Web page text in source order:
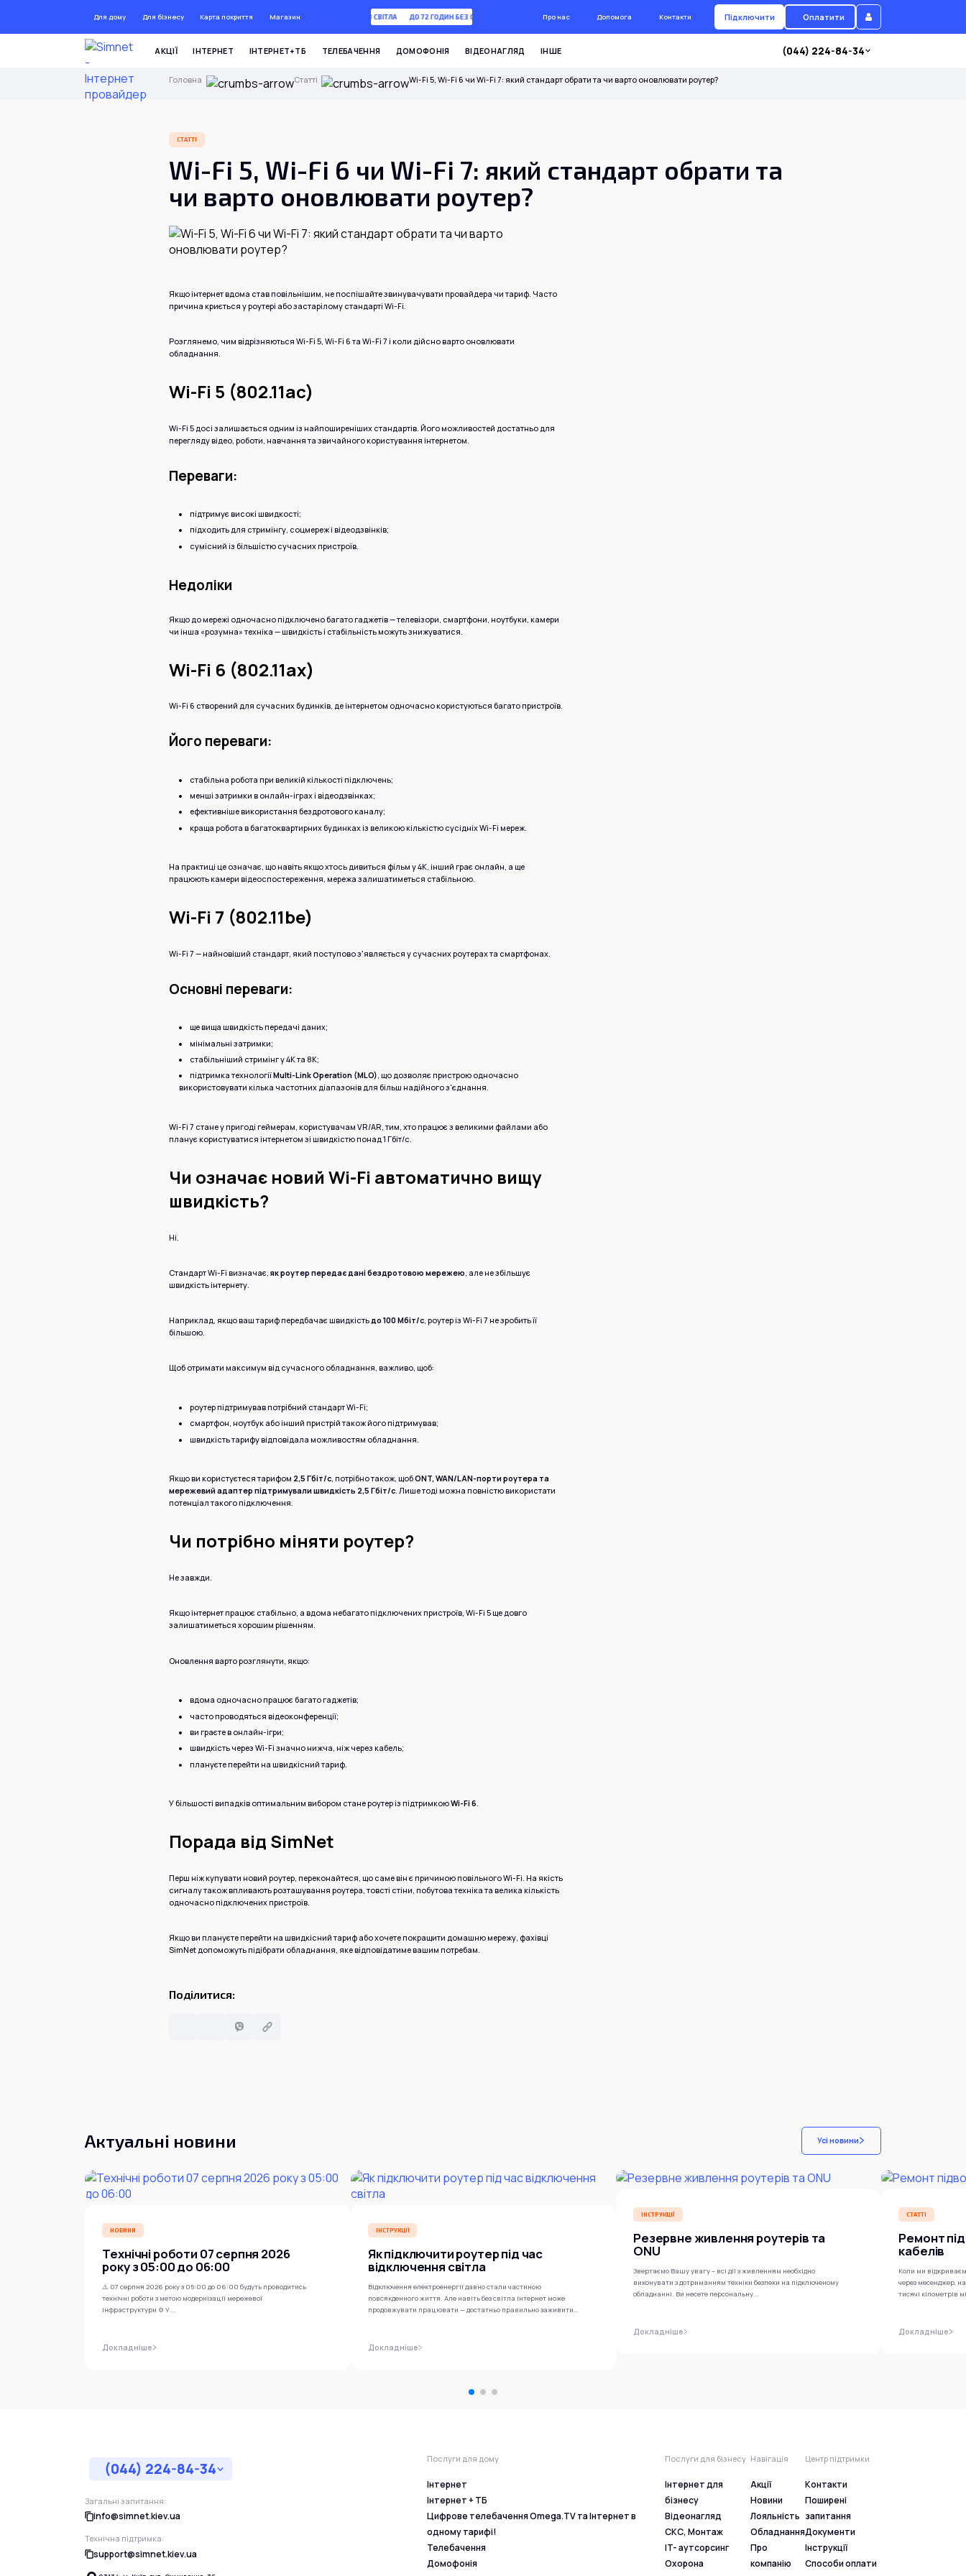
Для дому Для бізнесу Карта покриття Магазин ДО 72 ГОДИН БЕЗ СВІТЛА ДО 72 ГОДИН БЕЗ СВІТЛА Про нас Допомога Контакти Підключити Оплатити
АКЦІЇ ІНТЕРНЕТ ІНТЕРНЕТ+ТБ ТЕЛЕБАЧЕННЯ ДОМОФОНІЯ ВІДЕОНАГЛЯД ІНШЕ (044) 224-84-34
Головна Статті Wi-Fi 5, Wi-Fi 6 чи Wi-Fi 7: який стандарт обрати та чи варто оновлювати роутер?
СТАТТІ
Wi-Fi 5, Wi-Fi 6 чи Wi-Fi 7: який стандарт обрати та
чи варто оновлювати роутер?
Якщо інтернет вдома став повільнішим, не поспішайте звинувачувати провайдера чи тариф. Часто
причина криється у роутері або застарілому стандарті Wi-Fi.
Розглянемо, чим відрізняються Wi-Fi 5, Wi-Fi 6 та Wi-Fi 7 і коли дійсно варто оновлювати
обладнання.
Wi-Fi 5 (802.11ac)
Wi-Fi 5 досі залишається одним із найпоширеніших стандартів. Його можливостей достатньо для
перегляду відео, роботи, навчання та звичайного користування інтернетом.
Переваги:
підтримує високі швидкості;
підходить для стримінгу, соцмереж і відеодзвінків;
сумісний із більшістю сучасних пристроїв.
Недоліки
Якщо до мережі одночасно підключено багато гаджетів — телевізори, смартфони, ноутбуки, камери
чи інша «розумна» техніка — швидкість і стабільність можуть знижуватися.
Wi-Fi 6 (802.11ax)
Wi-Fi 6 створений для сучасних будинків, де інтернетом одночасно користуються багато пристроїв.
Його переваги:
стабільна робота при великій кількості підключень;
менші затримки в онлайн-іграх і відеодзвінках;
ефективніше використання бездротового каналу;
краща робота в багатоквартирних будинках із великою кількістю сусідніх Wi-Fi мереж.
На практиці це означає, що навіть якщо хтось дивиться фільм у 4K, інший грає онлайн, а ще
працюють камери відеоспостереження, мережа залишатиметься стабільною.
Wi-Fi 7 (802.11be)
Wi-Fi 7 — найновіший стандарт, який поступово з'являється у сучасних роутерах та смартфонах.
Основні переваги:
ще вища швидкість передачі даних;
мінімальні затримки;
стабільніший стримінг у 4K та 8K;
підтримка технологіїMulti-Link Operation (MLO), що дозволяє пристрою одночасно
використовувати кілька частотних діапазонів для більш надійного з'єднання.
Wi-Fi 7 стане у пригоді геймерам, користувачам VR/AR, тим, хто працює з великими файлами або
планує користуватися інтернетом зі швидкістю понад 1 Гбіт/с.
Чи означає новий Wi-Fi автоматично вищу
швидкість?
Ні.
Стандарт Wi-Fi визначає,як роутер передає дані бездротовою мережею, але не збільшує
швидкість інтернету.
Наприклад, якщо ваш тариф передбачає швидкістьдо 100 Мбіт/с, роутер із Wi-Fi 7 не зробить її
більшою.
Щоб отримати максимум від сучасного обладнання, важливо, щоб:
роутер підтримував потрібний стандарт Wi-Fi;
смартфон, ноутбук або інший пристрій також його підтримував;
швидкість тарифу відповідала можливостям обладнання.
Якщо ви користуєтеся тарифом 2,5 Гбіт/с, потрібно також, щобONT, WAN/LAN-порти роутера та
мережевий адаптер підтримували швидкість 2,5 Гбіт/с. Лише тоді можна повністю використати
потенціал такого підключення.
Чи потрібно міняти роутер?
Не завжди.
Якщо інтернет працює стабільно, а вдома небагато підключених пристроїв, Wi-Fi 5 ще довго
залишатиметься хорошим рішенням.
Оновлення варто розглянути, якщо:
вдома одночасно працює багато гаджетів;
часто проводяться відеоконференції;
ви граєте в онлайн-ігри;
швидкість через Wi-Fi значно нижча, ніж через кабель;
плануєте перейти на швидкісний тариф.
У більшості випадків оптимальним вибором стане роутер із підтримкоюWi-Fi 6.
Порада від SimNet
Перш ніж купувати новий роутер, переконайтеся, що саме він є причиною повільного Wi-Fi. На якість
сигналу також впливають розташування роутера, товсті стіни, побутова техніка та велика кількість
одночасно підключених пристроїв.
Якщо ви плануєте перейти на швидкісний тариф або хочете покращити домашню мережу, фахівці
SimNet допоможуть підібрати обладнання, яке відповідатиме вашим потребам.
Поділитися:
Актуальні новини Усі новини
НОВИНИ
Технічні роботи 07 серпня 2026
року з 05:00 до 06:00
⚠️ 07 серпня 2026 року з 05:00 до 06:00 будуть проводитись
технічні роботи з метою модернізації мережевої
інфраструктури ⚙️ У...
Докладніше
ІНСТРУКЦІЇ
Як підключити роутер під час
відключення світла
Відключення електроенергії давно стали частиною
повсякденного життя. Але навіть без світла інтернет може
продовжувати працювати — достатньо правильно заживити
Докладніше
ІНСТРУКЦІЇ
Резервне живлення роутерів та
ONU
Звертаємо Вашу увагу – всі дії з живленням необхідно
виконувати з дотриманням техніки безпеки на підключеному
обладнанні. Ви несете персональну...
Докладніше
СТАТТІ
Ремонт
кабелів
Коли ми
через месенджер,
тисячі кілометрів
Докладніше
(044) 224-84-34
Загальні запитання:
info@simnet.kiev.ua
Технічна підтримка:
support@simnet.kiev.ua
Послуги для дому
Інтернет
Інтернет + ТБ
Цифрове телебачення Omega.TV та Інтернет в
одному тарифі!
Телебачення
Домофонія
Послуги для бізнесу
Інтернет для
бізнесу
Відеонагляд
СКС, Монтаж
IT- аутсорсинг
Охорона
Навігація
Акції
Новини
Лояльність
Обладнання
Про
компанію
Центр підтримки
Контакти
Поширені
запитання
Документи
Інструкції
Способи оплати